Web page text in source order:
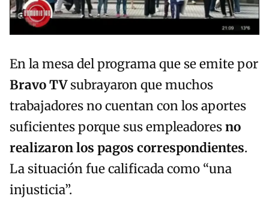
En la mesa del programa que se emite por
Bravo TVsubrayaron que muchos
trabajadores no cuentan con los aportes
suficientes porque sus empleadoresno
realizaron los pagos correspondientes.
La situación fue calificada como “una
injusticia”.